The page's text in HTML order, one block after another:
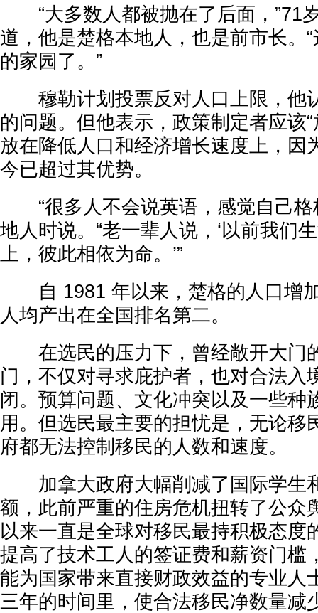
“大多数人都被抛在了后面，”71
道，他是楚格本地人，也是前市长。
的家园了。”
穆勒计划投票反对人口上限，他
的问题。但他表示，政策制定者应该
放在降低人口和经济增长速度上，因
今已超过其优势。
“很多人不会说英语，感觉自己格
地人时说。“老一辈人说，‘以前我们
上，彼此相依为命。’”
自 1981 年以来，楚格的人口增
人均产出在全国排名第二。
在选民的压力下，曾经敞开大门
门，不仅对寻求庇护者，也对合法入
闭。预算问题、文化冲突以及一些种
用。但选民最主要的担忧是，无论移
府都无法控制移民的人数和速度。
加拿大政府大幅削减了国际学生
额，此前严重的住房危机扭转了公众
以来一直是全球对移民最持积极态度
提高了技术工人的签证费和薪资门槛
能为国家带来直接财政效益的专业人
三年的时间里，使合法移民净数量减